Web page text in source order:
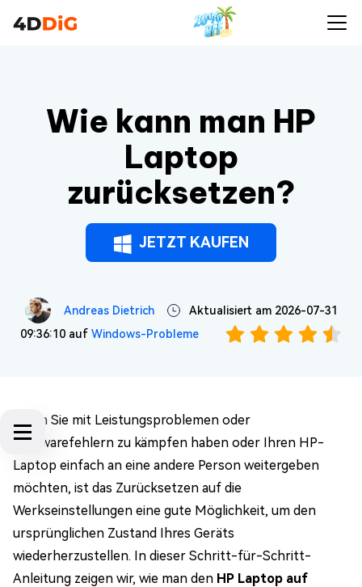
Wie kann man HP
Laptop
zurücksetzen?
JETZT KAUFEN
Andreas Dietrich
Aktualisiert am 2026-07-31
09:36:10 auf Windows-Probleme
Wenn Sie mit Leistungsproblemen oder
Softwarefehlern zu kämpfen haben oder Ihren HP-
Laptop einfach an eine andere Person weitergeben
möchten, ist das Zurücksetzen auf die
Werkseinstellungen eine gute Möglichkeit, um den
ursprünglichen Zustand Ihres Geräts
wiederherzustellen. In dieser Schritt-für-Schritt-
Anleitung zeigen wir, wie man den HP Laptop auf